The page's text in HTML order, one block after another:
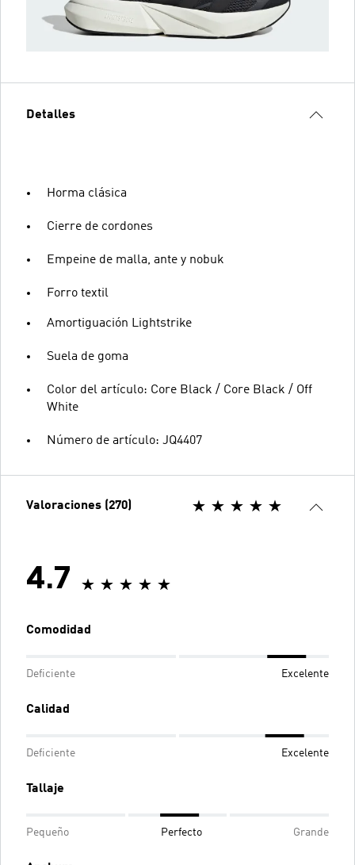
Detalles
Horma clásica
Cierre de cordones
Empeine de malla, ante y nobuk
Forro textil
Amortiguación Lightstrike
Suela de goma
Color del artículo: Core Black / Core Black / Off
White
Número de artículo: JQ4407
Valoraciones (270)
4.7
Comodidad
Deficiente Excelente
Calidad
Deficiente Excelente
Tallaje
Pequeño Perfecto Grande